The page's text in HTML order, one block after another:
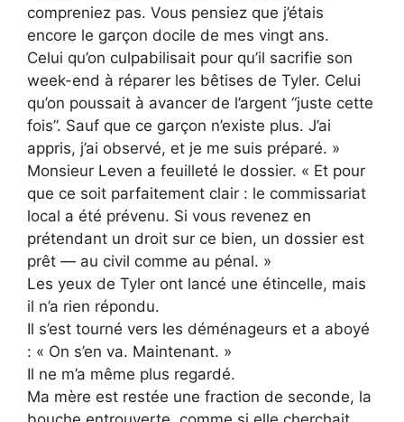
compreniez pas. Vous pensiez que j’étais
encore le garçon docile de mes vingt ans.
Celui qu’on culpabilisait pour qu’il sacrifie son
week-end à réparer les bêtises de Tyler. Celui
qu’on poussait à avancer de l’argent “juste cette
fois”. Sauf que ce garçon n’existe plus. J’ai
appris, j’ai observé, et je me suis préparé. »
Monsieur Leven a feuilleté le dossier. « Et pour
que ce soit parfaitement clair : le commissariat
local a été prévenu. Si vous revenez en
prétendant un droit sur ce bien, un dossier est
prêt — au civil comme au pénal. »
Les yeux de Tyler ont lancé une étincelle, mais
il n’a rien répondu.
Il s’est tourné vers les déménageurs et a aboyé
: « On s’en va. Maintenant. »
Il ne m’a même plus regardé.
Ma mère est restée une fraction de seconde, la